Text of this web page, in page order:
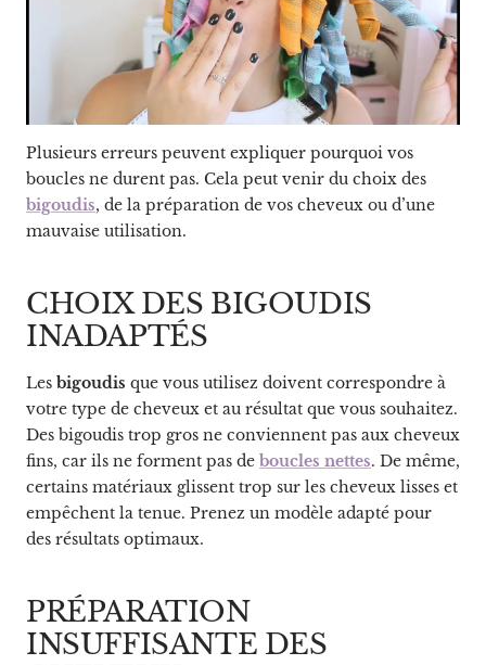
Plusieurs erreurs peuvent expliquer pourquoi vos
boucles ne durent pas. Cela peut venir du choix des
bigoudis, de la préparation de vos cheveux ou d’une
mauvaise utilisation.
CHOIX DES BIGOUDIS
INADAPTÉS
Les bigoudis que vous utilisez doivent correspondre à
votre type de cheveux et au résultat que vous souhaitez.
Des bigoudis trop gros ne conviennent pas aux cheveux
fins, car ils ne forment pas de boucles nettes. De même,
certains matériaux glissent trop sur les cheveux lisses et
empêchent la tenue. Prenez un modèle adapté pour
des résultats optimaux.
PRÉPARATION
INSUFFISANTE DES